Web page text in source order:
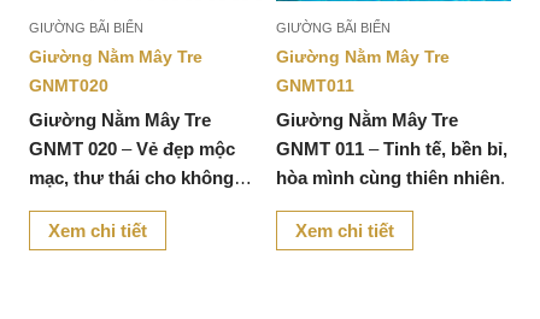
GIƯỜNG BÃI BIỂN
Giường Nằm Mây Tre
GNMT020
Giường Nằm Mây Tre
GNMT 020 –Vẻ đẹp mộc
mạc, thư thái cho không
gian sống.
Xem chi tiết
GIƯỜNG BÃI BIỂN
Giường Nằm Mây Tre
GNMT011
Giường Nằm Mây Tre
GNMT 011 –Tinh tế, bền bỉ,
hòa mình cùng thiên nhiên.
Xem chi tiết